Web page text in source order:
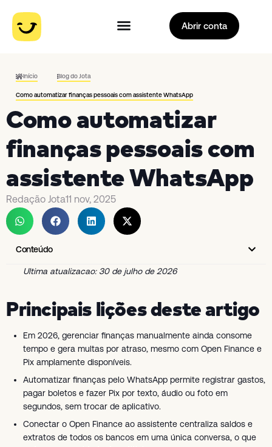
Abrir conta
Início Blog do Jota
Como automatizar finanças pessoais com assistente WhatsApp
Como automatizar
finanças pessoais com
assistente WhatsApp
Redação Jota11 nov, 2025
Conteúdo
Ultima atualizacao: 30 de julho de 2026
Principais lições deste artigo
Em 2026, gerenciar finanças manualmente ainda consome
tempo e gera multas por atraso, mesmo com Open Finance e
Pix amplamente disponíveis.
Automatizar finanças pelo WhatsApp permite registrar gastos,
pagar boletos e fazer Pix por texto, áudio ou foto em
segundos, sem trocar de aplicativo.
Conectar o Open Finance ao assistente centraliza saldos e
extratos de todos os bancos em uma única conversa, o que